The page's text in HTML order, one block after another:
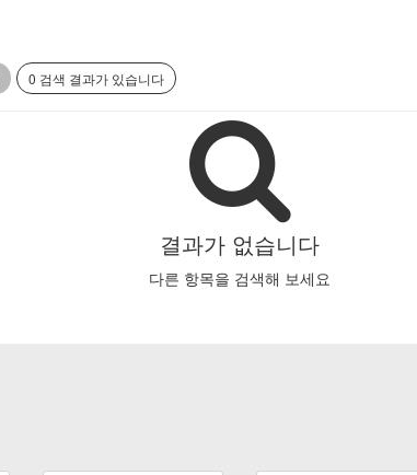
0 검색 결과가 있습니다
결과가 없습니다
다른 항목을 검색해 보세요